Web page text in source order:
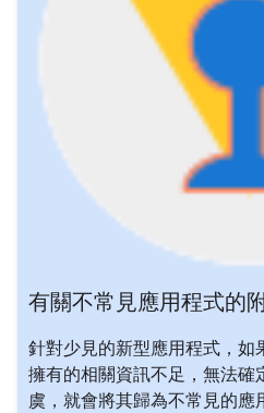
有關不常見應用程式的
針對少見的新型應用程式，如
擁有的相關資訊不足，無法確
虞，就會將其歸為不常見的